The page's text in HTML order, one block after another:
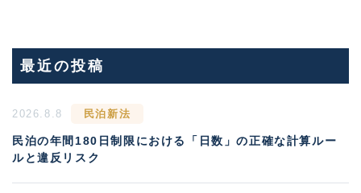
最近の投稿
2026.8.8 民泊新法
民泊の年間180日制限における「日数」の正確な計算ルー
ルと違反リスク